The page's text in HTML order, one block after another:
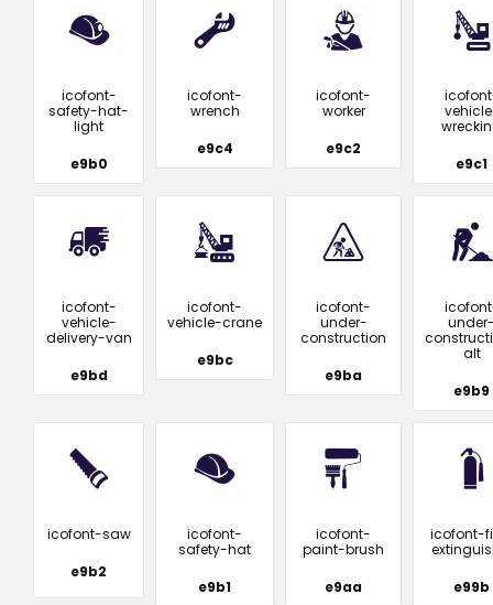
icofont-
safety-hat-
light
e9b0
icofont-
wrench
e9c4
icofont-
worker
e9c2
e9c1
icofont-
vehicle-
delivery-van
e9bd
icofont-
vehicle-crane
e9bc
icofont-
under-
construction
e9ba
alt
e9b9
icofont-saw
e9b2
icofont-
safety-hat
e9b1
icofont-
paint-brush
e9aa
icofont-
e99b